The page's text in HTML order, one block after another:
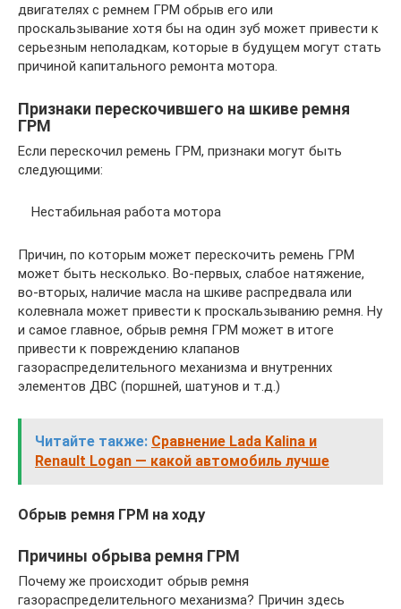
двигателях с ремнем ГРМ обрыв его или
проскальзывание хотя бы на один зуб может привести к
серьезным неполадкам, которые в будущем могут стать
причиной капитального ремонта мотора.
Признаки перескочившего на шкиве ремня
ГРМ
Если перескочил ремень ГРМ, признаки могут быть
следующими:
Нестабильная работа мотора
Причин, по которым может перескочить ремень ГРМ
может быть несколько. Во-первых, слабое натяжение,
во-вторых, наличие масла на шкиве распредвала или
колевнала может привести к проскальзыванию ремня. Ну
и самое главное, обрыв ремня ГРМ может в итоге
привести к повреждению клапанов
газораспределительного механизма и внутренних
элементов ДВС (поршней, шатунов и т.д.)
Читайте также: Сравнение Lada Kalina и
Renault Logan — какой автомобиль лучше
Обрыв ремня ГРМ на ходу
Причины обрыва ремня ГРМ
Почему же происходит обрыв ремня
газораспределительного механизма? Причин здесь